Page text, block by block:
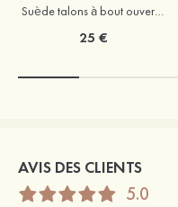
Suède talons à bout ouvert sandales talon bottier chaussures pour les soirées
25 €
AVIS DES CLIENTS
5.0